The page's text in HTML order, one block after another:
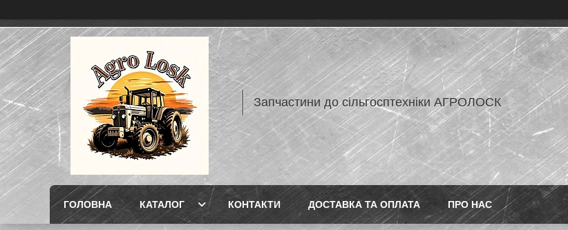
Запчастини до сільгосптехніки АГРОЛОСК
ГОЛОВНА КАТАЛОГ КОНТАКТИ ДОСТАВКА ТА ОПЛАТА ПРО НАС